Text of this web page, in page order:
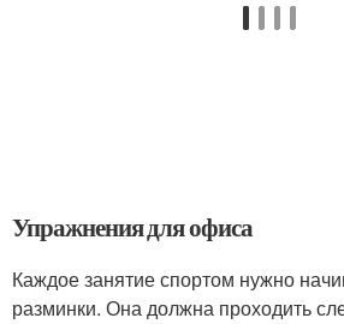
Упражнения для офиса
Каждое занятие спортом нужно
разминки. Она должна проходить